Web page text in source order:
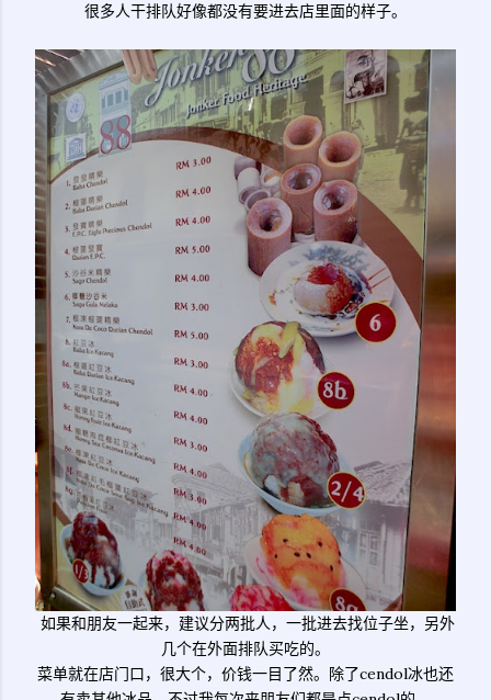
很多人干排队好像都没有要进去店里面的样子。
如果和朋友一起来，建议分两批人，一批进去找位子坐，另外
几个在外面排队买吃的。
菜单就在店门口，很大个，价钱一目了然。除了cendol冰也还